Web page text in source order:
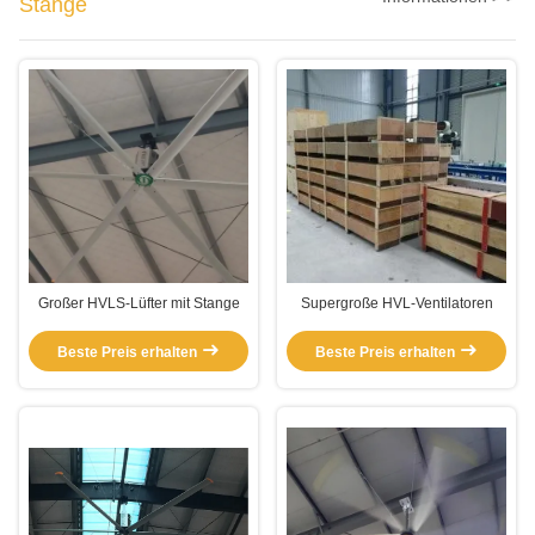
Stange
Großer HVLS-Lüfter mit Stange
Beste Preis erhalten
Supergroße HVL-Ventilatoren
Beste Preis erhalten